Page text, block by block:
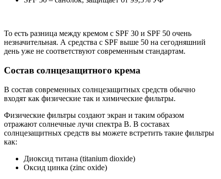
То есть разница между кремом с SPF 30 и SPF 50 очень
незначительная. А средства с SPF выше 50 на сегодняшний
день уже не соответствуют современным стандартам.
Состав солнцезащитного крема
В состав современных солнцезащитных средств обычно
входят как физические так и химические фильтры.
Физические фильтры создают экран и таким образом
отражают солнечные лучи спектра В. В составах
солнцезащитных средств вы можете встретить такие фильтры
как:
Диоксид титана (titanium dioxide)
Оксид цинка (zinc oxide)